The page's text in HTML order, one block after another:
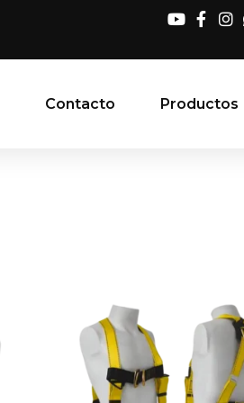
Contacto Productos